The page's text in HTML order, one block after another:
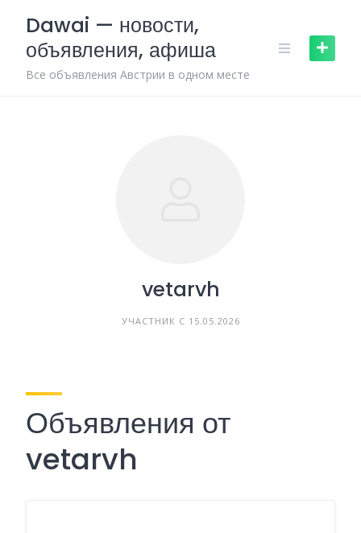
content
Dawai — новости,
объявления, афиша
Все объявления Австрии в одном месте
vetarvh
УЧАСТНИК С 15.05.2026
Объявления от
vetarvh